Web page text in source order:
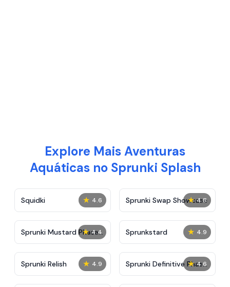
Explore Mais Aventuras
Aquáticas no Sprunki Splash
★ 4.6
Squidki ★ 4.8
Sprunki Swap Showcase
★ 4.4
Sprunki Mustard Phase
2
★ 4.9
Sprunkstard
★ 4.9
Sprunki Relish ★ 4.6
Sprunki Definitive Phase
7